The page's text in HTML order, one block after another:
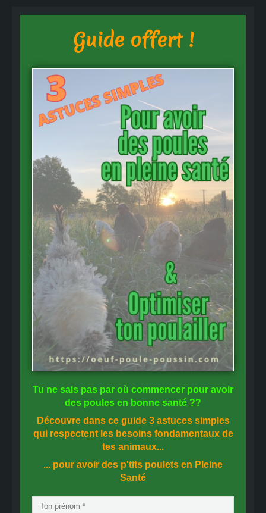
Guide offert !
Tu ne sais pas par où commencer pour avoir
des poules en bonne santé ??
Découvre dans ce guide 3 astuces simples
qui respectent les besoins fondamentaux de
tes animaux...
... pour avoir des p'tits poulets en Pleine
Santé